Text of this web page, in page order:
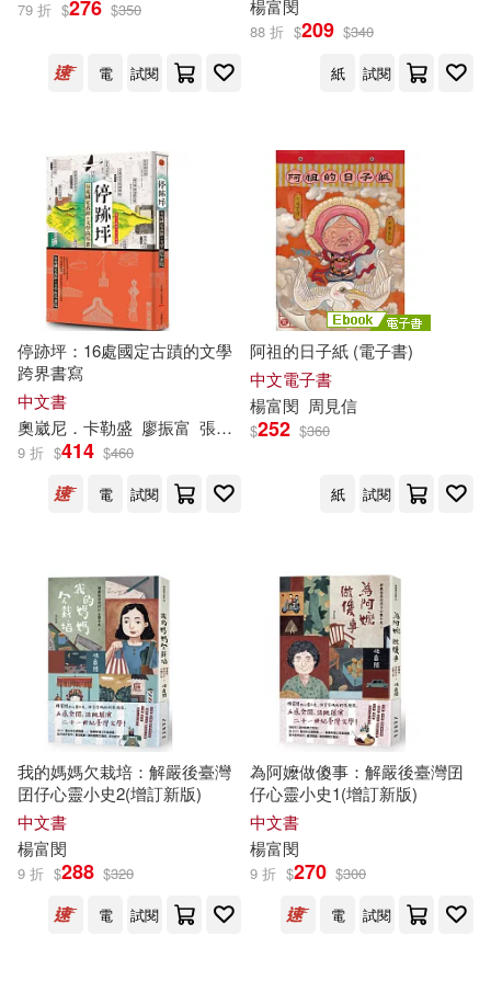
朱嘉漢，利格拉樂．阿女烏，李佳
穎，李金蓮，李進文，林文心，林
雨航，童偉格，黃崇凱，黃麗群，
楊富閔，葉佳怡，劉克襄，潘家
欣，藍永翔，魏貽君(1)
朱宥勳(1) 李奕樵 等(1)
李昂(1)
林文月(1) 林文義(1)
林立青(1) 林高(1)
柯慶明(1) 楊双子(1)
楊翠(1)
潘家欣(1)
王文華(1)
簡媜(1) 簡靜惠(1)
花甲一家(1) 蕭秀琴(1)
衣若芬(1) 許進雄(1)
79 折 $276 $350
電 試閱
楊富閔
88 折 $209 $340
紙
試閱
停跡坪：16處國定古蹟的文學
跨界書寫
中文書
奧崴尼．卡勒盛 廖振富 張郅忻 徐禎苓 李秉樺
9 折 $414 $460
電
試閱
阿祖的日子紙 (電子書)
中文電子書
楊富閔 周見信
$252 $360
紙 試閱
我的媽媽欠栽培：解嚴後臺灣
囝仔心靈小史2(增訂新版)
中文書
楊富閔
9 折 $288 $320
電
試閱
為阿嬤做傻事：解嚴後臺灣囝
仔心靈小史1(增訂新版)
中文書
楊富閔
9 折 $270 $300
電
試閱